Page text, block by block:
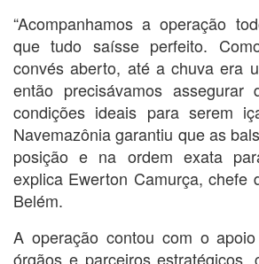
“Acompanhamos a operação
que tudo saísse perfeito.
convés aberto, até a chuva era
então precisávamos assegurar
condições ideais para serem
Navemazônia garantiu que as
posição e na ordem exata
explica Ewerton Camurça, chefe
Belém.
A operação contou com o
órgãos e parceiros estratégicos,